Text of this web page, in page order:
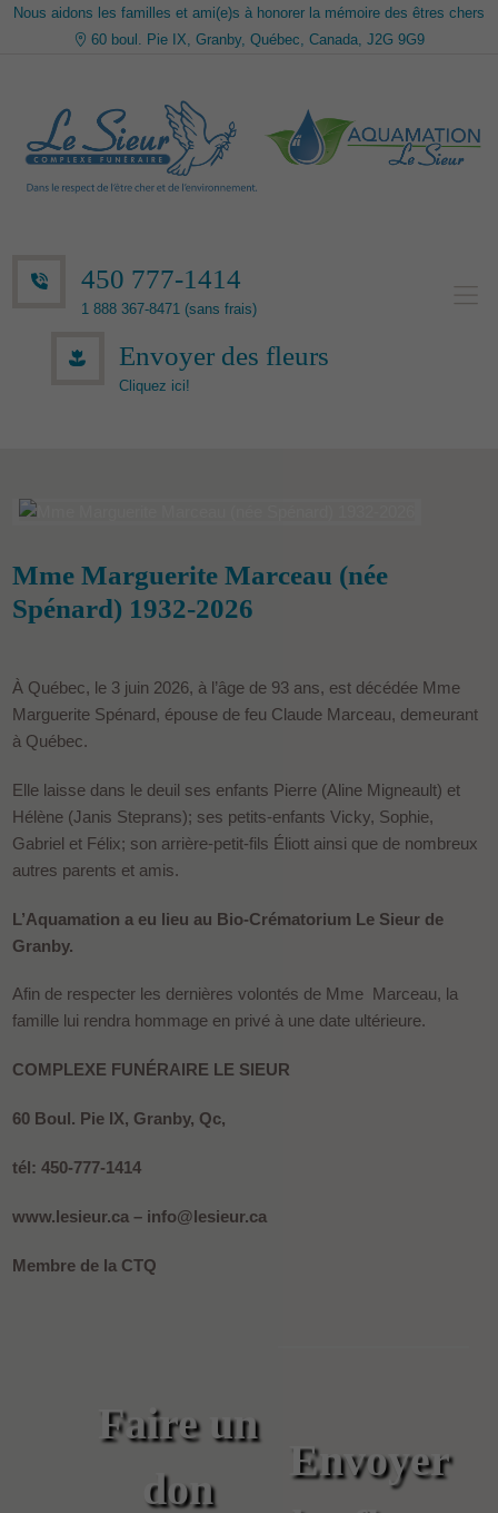
Nous aidons les familles et ami(e)s à honorer la mémoire des êtres chers
60 boul. Pie IX, Granby, Québec, Canada, J2G 9G9
450 777-1414
1 888 367-8471 (sans frais)
Envoyer des fleurs
Cliquez ici!
Mme Marguerite Marceau (née
Spénard) 1932-2026
À Québec, le 3 juin 2026, à l’âge de 93 ans, est décédée Mme
Marguerite Spénard, épouse de feu Claude Marceau, demeurant
à Québec.
Elle laisse dans le deuil ses enfants Pierre (Aline Migneault) et
Hélène (Janis Steprans); ses petits-enfants Vicky, Sophie,
Gabriel et Félix; son arrière-petit-fils Éliott ainsi que de nombreux
autres parents et amis.
L’Aquamation a eu lieu au Bio-Crématorium Le Sieur de
Granby.
Afin de respecter les dernières volontés de Mme Marceau, la
famille lui rendra hommage en privé à une date ultérieure.
COMPLEXE FUNÉRAIRE LE SIEUR
60 Boul. Pie IX, Granby, Qc,
tél: 450-777-1414
www.lesieur.ca – info@lesieur.ca
Membre de la CTQ
Faire un
don
Envoyer